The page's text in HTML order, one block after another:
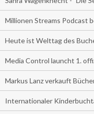
Millionen Streams Podcast
Heute ist Welttag des
Media Control launcht 1.
Markus Lanz verkauft
Internationaler